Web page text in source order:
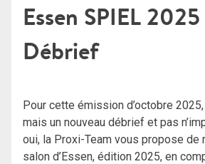
Essen SPIEL
Débrief
Pour cette émission d’octobre
mais un nouveau débrief et pas
oui, la Proxi-Team vous propose de
salon d’Essen, édition 2025, en